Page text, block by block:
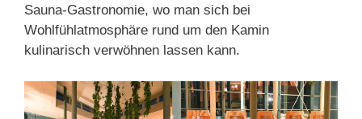
Sauna-Gastronomie, wo man sich bei
Wohlfühlatmosphäre rund um den Kamin
kulinarisch verwöhnen lassen kann.